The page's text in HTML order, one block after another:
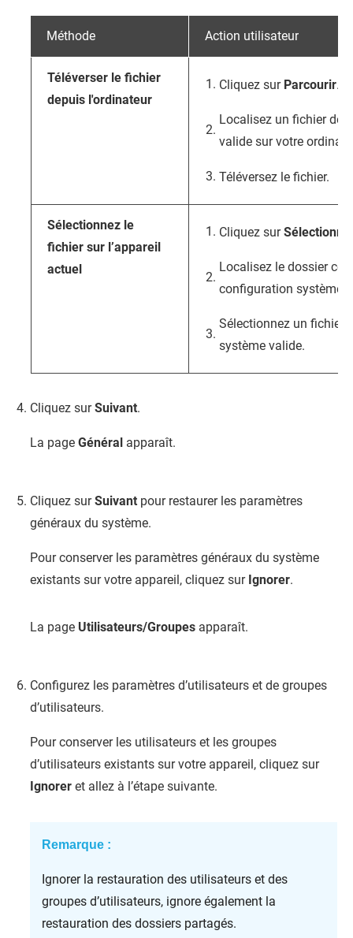
Méthode Action utilisateur
Téléverser le fichier
depuis l'ordinateur
Cliquez sur Parcourir.
Localisez un fichier de
valide sur votre
Téléversez le fichier.
Sélectionnez le
fichier sur l’appareil
actuel
Cliquez sur
Localisez le dossier
configuration système.
Sélectionnez un fichier
système valide.
Cliquez surSuivant.
La page Général apparaît.
Cliquez surSuivant pour restaurer les paramètres
généraux du système.
Pour conserver les paramètres généraux du système
existants sur votre appareil, cliquez sur Ignorer.
La page Utilisateurs/Groupes apparaît.
Configurez les paramètres d’utilisateurs et de groupes
d’utilisateurs.
Pour conserver les utilisateurs et les groupes
d’utilisateurs existants sur votre appareil, cliquez sur
Ignorer et allez à l’étape suivante.
Remarque :
Ignorer la restauration des utilisateurs et des
groupes d’utilisateurs, ignore également la
restauration des dossiers partagés.